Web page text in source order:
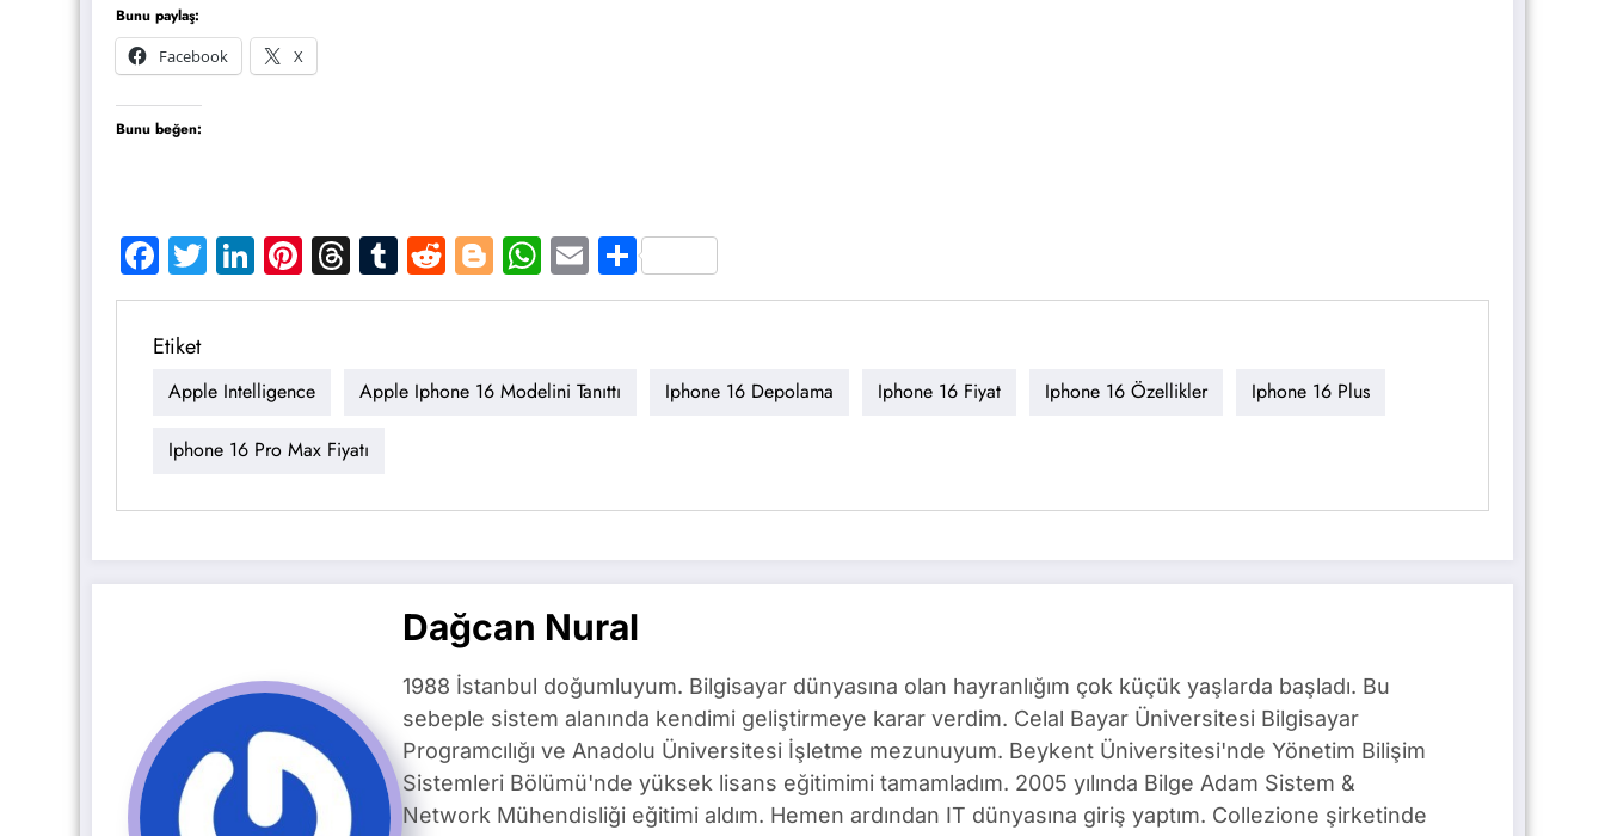
Bunu paylaş:
Facebook
X
Bunu beğen:
Facebook
TwitterLinkedIn
Pinterest
Threads
Tumblr
RedditBlogger
WhatsApp
EmailShare
Etiket
Apple Intelligence Apple Iphone 16 Modelini Tanıttı Iphone 16 Depolama Iphone 16 Fiyat Iphone 16 Özellikler Iphone 16 Plus
Iphone 16 Pro Max Fiyatı
Dağcan Nural
1988 İstanbul doğumluyum. Bilgisayar dünyasına olan hayranlığım çok küçük yaşlarda başladı. Bu
sebeple sistem alanında kendimi geliştirmeye karar verdim. Celal Bayar Üniversitesi Bilgisayar
Programcılığı ve Anadolu Üniversitesi İşletme mezunuyum. Beykent Üniversitesi'nde Yönetim Bilişim
Sistemleri Bölümü'nde yüksek lisans eğitimimi tamamladım. 2005 yılında Bilge Adam Sistem &
Network Mühendisliği eğitimi aldım. Hemen ardından IT dünyasına giriş yaptım. Collezione şirketinde